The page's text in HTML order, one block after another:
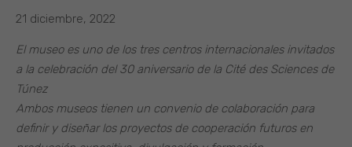
21 diciembre, 2022
El museo es uno de los tres centros internacionales invitados
a la celebración del 30 aniversario de la Cité des Sciences de
Túnez
Ambos museos tienen un convenio de colaboración para
definir y diseñar los proyectos de cooperación futuros en